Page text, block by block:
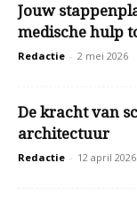
Jouw
medische hulp
Redactie - 2 mei 2026
De kracht van
architectuur
Redactie - 12 april 2026